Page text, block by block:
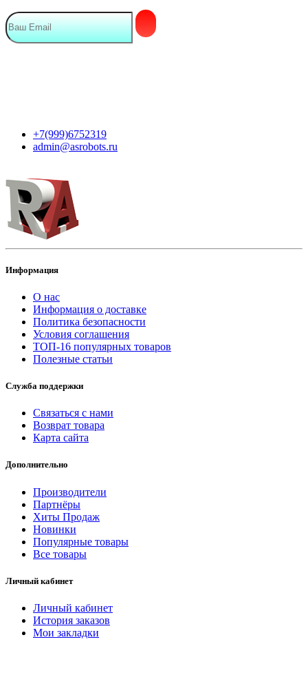
+7(999)6752319
admin@asrobots.ru
Информация
О нас
Информация о доставке
Политика безопасности
Условия соглашения
ТОП-16 популярных товаров
Полезные статьи
Служба поддержки
Связаться с нами
Возврат товара
Карта сайта
Дополнительно
Производители
Партнёры
Хиты Продаж
Новинки
Популярные товары
Все товары
Личный кабинет
Личный кабинет
История заказов
Мои закладки